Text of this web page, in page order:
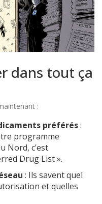
dans tout ça
:
préférés:
programme
Nord, c’est
Drug List ».
: Ils savent quel
et quelles